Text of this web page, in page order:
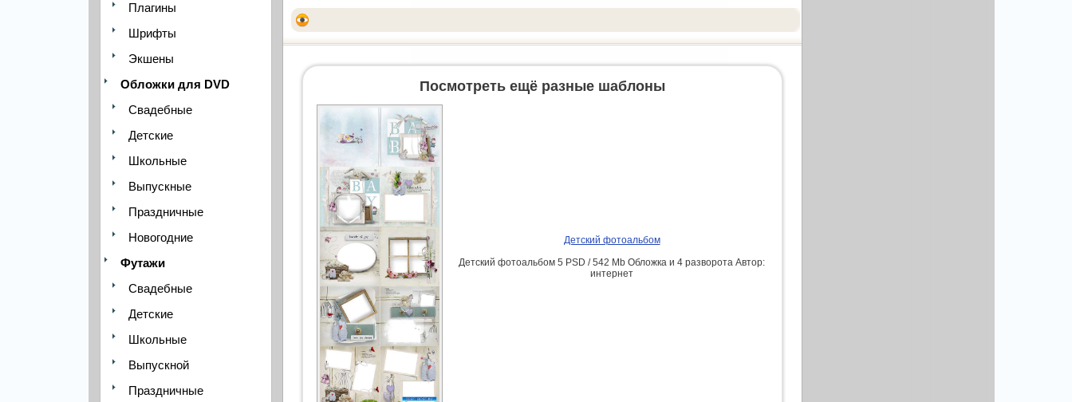
Плагины
Шрифты
Экшены
Обложки для DVD
Свадебные
Детские
Школьные
Выпускные
Праздничные
Новогодние
Футажи
Свадебные
Детские
Школьные
Выпускной
Праздничные
Посмотреть ещё разные шаблоны
Детский фотоальбом
Детский фотоальбом 5 PSD / 542 Mb Обложка и 4 разворота Автор:
интернет